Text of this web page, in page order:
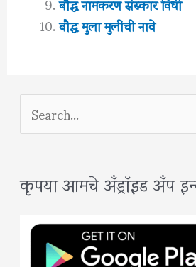
बौद्ध मुला मुलींची नावे
S
e
r
कृपया आमचे अँड्रॉइड अँप